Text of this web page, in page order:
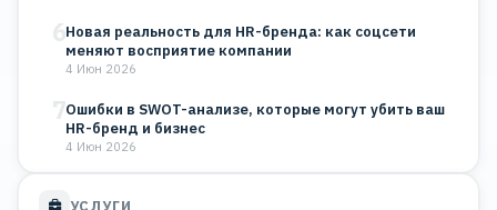
6Новая реальность для HR-бренда: как соцсети
меняют восприятие компании
4 Июн 2026
7Ошибки в SWOT-анализе, которые могут убить ваш
HR-бренд и бизнес
4 Июн 2026
УСЛУГИ